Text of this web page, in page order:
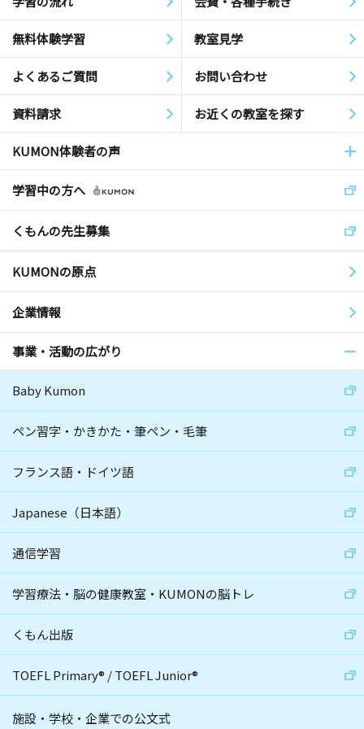
無料体験学習 教室見学
よくあるご質問 お問い合わせ
資料請求 お近くの教室を探す
KUMON体験者の声
学習中の方へ
くもんの先生募集
KUMONの原点
企業情報
事業・活動の広がり
Baby Kumon
ペン習字・かきかた・筆ペン・毛筆
フランス語・ドイツ語
Japanese（日本語）
通信学習
学習療法・脳の健康教室・KUMONの脳トレ
くもん出版
TOEFL Primary® /TOEFL Junior®
施設・学校・企業での公文式